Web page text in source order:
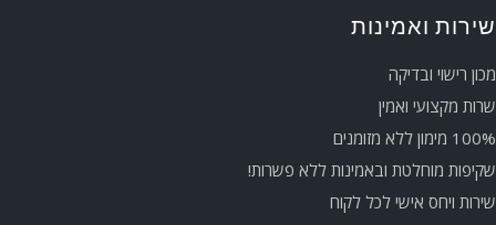
שירות ואמינות
מכון רישוי ובדיקה
שרות מקצועי ואמין
100% מימון ללא מזומנים
שקיפות מוחלטת ובאמינות ללא פשרות!
שירות ויחס אישי לכל לקוח